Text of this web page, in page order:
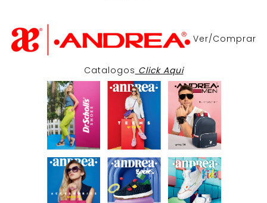
Ver/Comprar
Catalogos Click Aqui